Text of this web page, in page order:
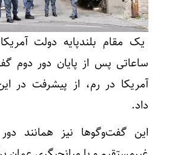
یک مقام بلندپایه دولت
ساعاتی پس از پایان دور دوم
آمریکا در رم، از پیشرفت در
داد.
این گفت‌وگوها نیز همانند